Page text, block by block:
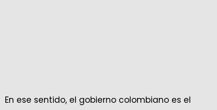
En ese sentido, el gobierno colombiano es el